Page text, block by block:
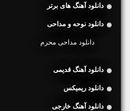
دانلود آهنگ های برتر
دانلود نوحه و مداحی
دانلود مداحی محرم
دانلود آهنگ قدیمی
دانلود ریمیکس
دانلود آهنگ خارجی